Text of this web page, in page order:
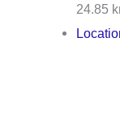
24.85